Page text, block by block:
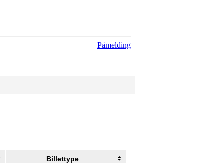
Påmelding
Billettype